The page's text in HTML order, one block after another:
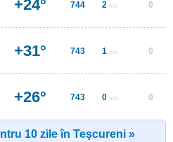
+24° 744 2 m/s 0
+31° 743 1 m/s 0
+26° 743 0 m/s 0
10 zile în Teşcureni »